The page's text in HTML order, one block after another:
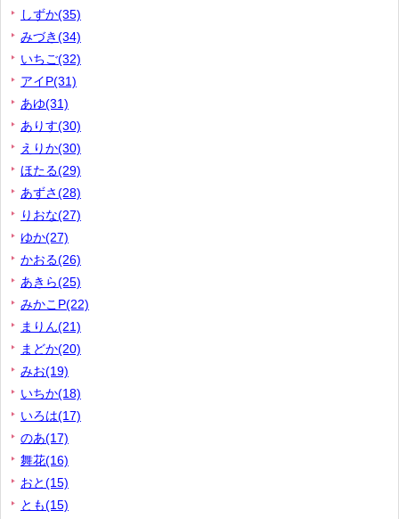
しずか(35)
みづき(34)
いちご(32)
アイP(31)
あゆ(31)
ありす(30)
えりか(30)
ほたる(29)
あずさ(28)
りおな(27)
ゆか(27)
かおる(26)
あきら(25)
みかこP(22)
まりん(21)
まどか(20)
みお(19)
いちか(18)
いろは(17)
のあ(17)
舞花(16)
おと(15)
とも(15)